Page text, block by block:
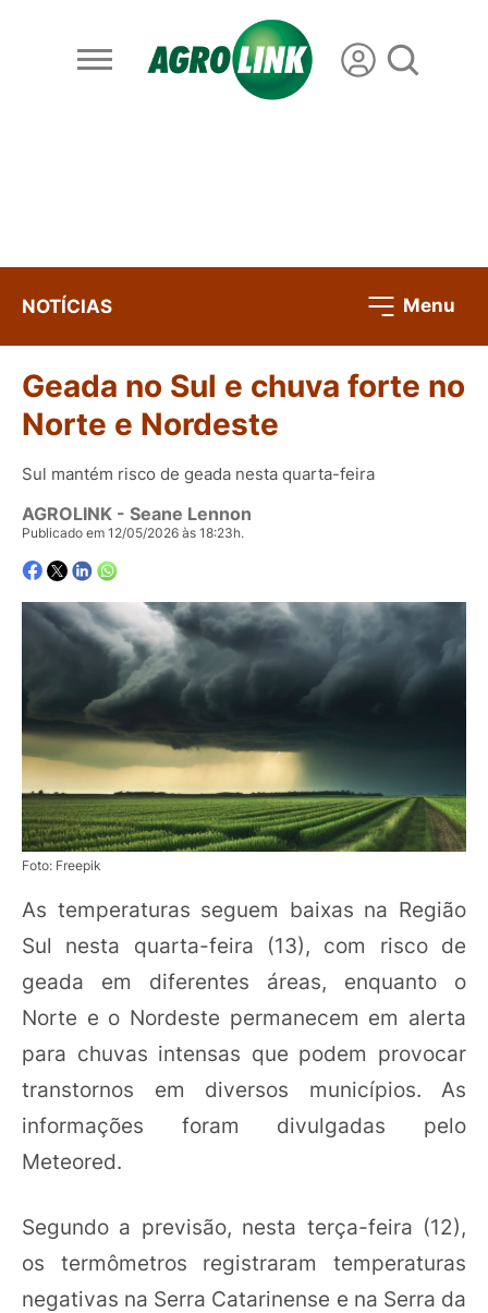
NOTÍCIAS Menu
Geada no Sul e chuva forte no
Norte e Nordeste
Sul mantém risco de geada nesta quarta-feira
AGROLINK - Seane Lennon
Publicado em 12/05/2026 às 18:23h.
Foto: Freepik
As temperaturas seguem baixas na Região
Sul nesta quarta-feira (13), com risco de
geada em diferentes áreas, enquanto o
Norte e o Nordeste permanecem em alerta
para chuvas intensas que podem provocar
transtornos em diversos municípios. As
informações foram divulgadas pelo
Meteored.
Segundo a previsão, nesta terça-feira (12),
os termômetros registraram temperaturas
negativas na Serra Catarinense e na Serra da